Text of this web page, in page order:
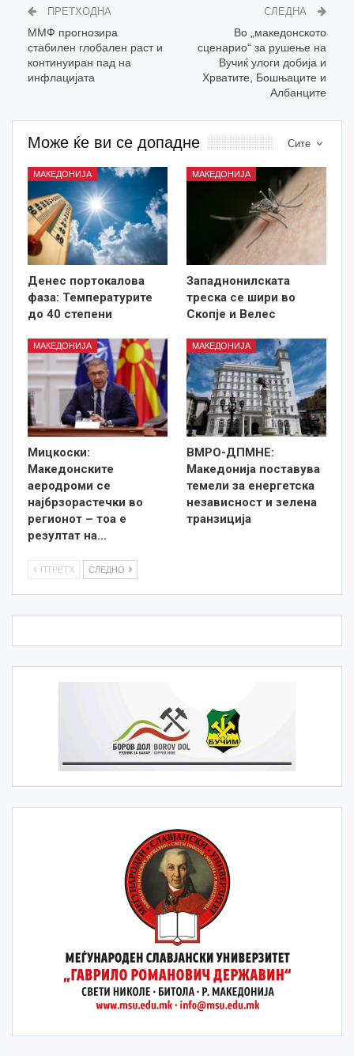
ПРЕТХОДНА
ММФ прогнозира
стабилен глобален раст и
континуиран пад на
инфлацијата
СЛЕДНА
Во „македонското
сценарио“ за рушење на
Вучиќ улоги добија и
Хрватите, Бошњаците и
Албанците
Сите
Може ќе ви се допадне
МАКЕДОНИЈА
Денес портокалова
фаза: Температурите
до 40 степени
МАКЕДОНИЈА
Западнонилската
треска се шири во
Скопје и Велес
МАКЕДОНИЈА
Мицкоски:
Македонските
аеродроми се
најбрзорастечки во
регионот – тоа е
резултат на…
МАКЕДОНИЈА
ВМРО-ДПМНЕ:
Македонија поставува
темели за енергетска
независност и зелена
транзиција
ПТРЕТХ СЛЕДНО